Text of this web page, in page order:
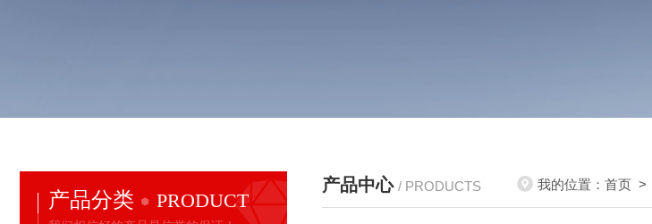
产品分类 PRODUCT
产品中心 / PRODUCTS 我的位置： 首页 >